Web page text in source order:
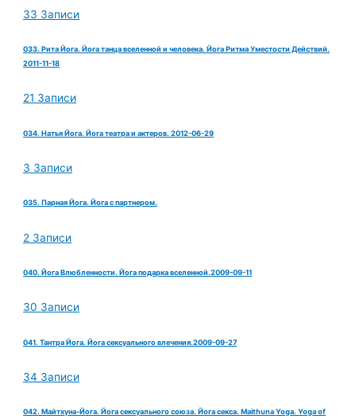
33 Записи
033. Рита Йога. Йога танца вселенной и человека. Йога Ритма Уместости Действий.
2011-11-18
21 Записи
034. Натья Йога. Йога театра и актеров. 2012-06-29
3 Записи
035. Парная Йога. Йога с партнером.
2 Записи
040. Йога Влюбленности. Йога подарка вселенной.2009-09-11
30 Записи
041. Тантра Йога. Йога сексуального влечения.2009-09-27
34 Записи
042. Майтхуна-Йога. Йога сексуального союза. Йога секса. Maithuna Yoga. Yoga of